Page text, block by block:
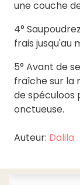
une couche
4°
frais jusqu'au
5° Avant de
fraîche sur la
de spéculoos
onctueuse.
Auteur: Dalila